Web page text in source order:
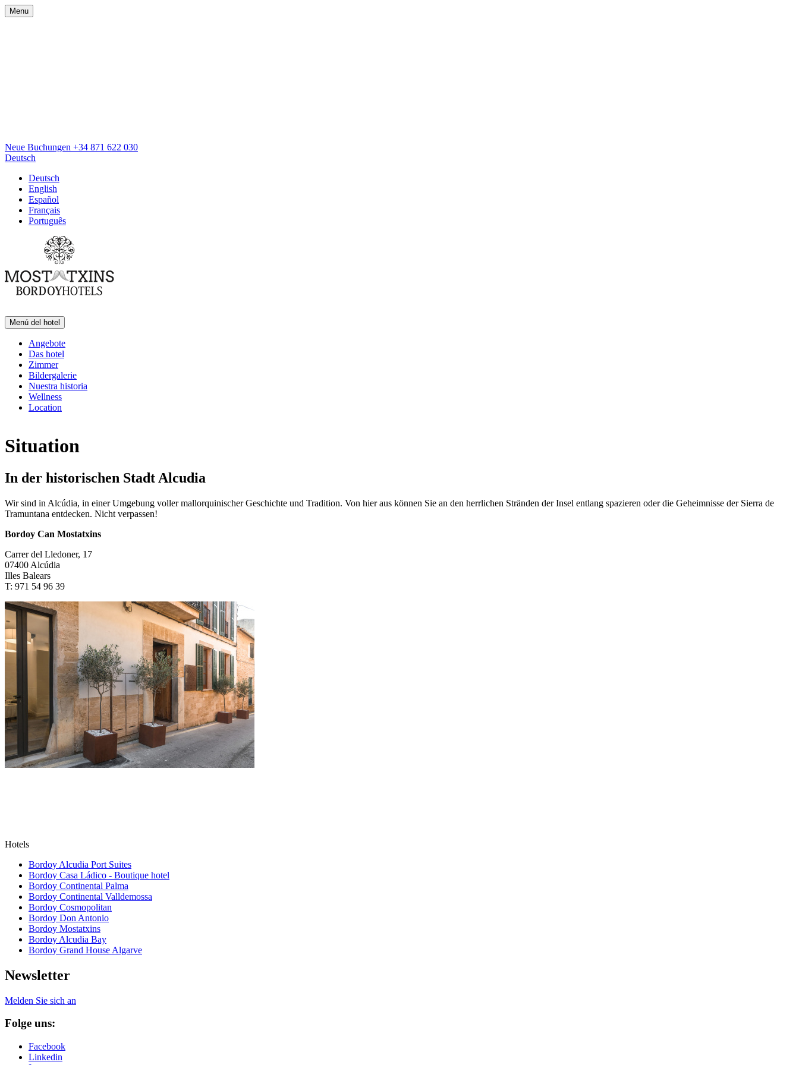
Menu
Neue Buchungen +34 871 622 030
Deutsch
Deutsch
English
Español
Français
Português
Menú del hotel
Angebote
Das hotel
Zimmer
Bildergalerie
Nuestra historia
Wellness
Location
Situation
In der historischen Stadt Alcudia
Wir sind in Alcúdia, in einer Umgebung voller mallorquinischer Geschichte und Tradition. Von hier aus können Sie an den herrlichen Stränden der Insel entlang spazieren oder die Geheimnisse der Sierra de
Tramuntana entdecken. Nicht verpassen!
Bordoy Can Mostatxins
Carrer del Lledoner, 17
07400 Alcúdia
Illes Balears
T: 971 54 96 39
Hotels
Bordoy Alcudia Port Suites
Bordoy Casa Ládico - Boutique hotel
Bordoy Continental Palma
Bordoy Continental Valldemossa
Bordoy Cosmopolitan
Bordoy Don Antonio
Bordoy Mostatxins
Bordoy Alcudia Bay
Bordoy Grand House Algarve
Newsletter
Melden Sie sich an
Folge uns:
Facebook
Linkedin